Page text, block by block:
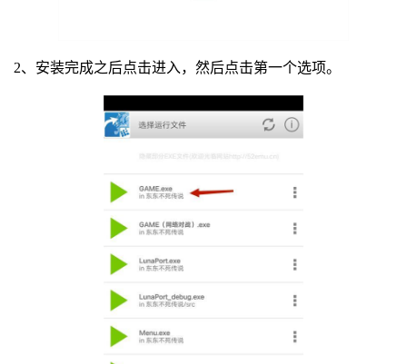
2、安装完成之后点击进入，然后点击第一个选项。